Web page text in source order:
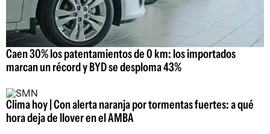
Caen 30% los patentamientos de 0 km: los importados
marcan un récord y BYD se desploma 43%
Clima hoy | Con alerta naranja por tormentas fuertes: a qué
hora deja de llover en el AMBA